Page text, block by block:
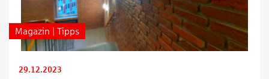
Magazin | Tipps
29.12.2023